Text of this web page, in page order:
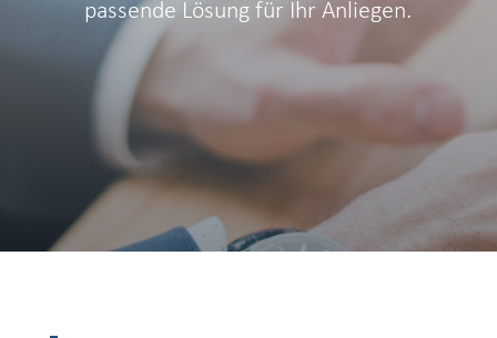
passende Lösung für Ihr Anliegen.